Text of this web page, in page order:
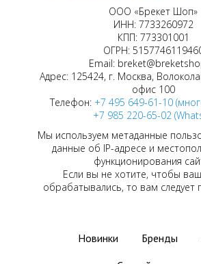
ООО «Брекет Шоп»
ИНН: 7733260972
КПП: 773301001
ОГРН:
Email:
Адрес: 125424, г. Москва,
офис 100
Телефон: +7 495 649-61-10
+7 985 220-65-02
Мы используем метаданные
данные об IP-адресе и
функционирования
Если вы не хотите, чтобы
обрабатывались, то вам следует
Новинки Бренды